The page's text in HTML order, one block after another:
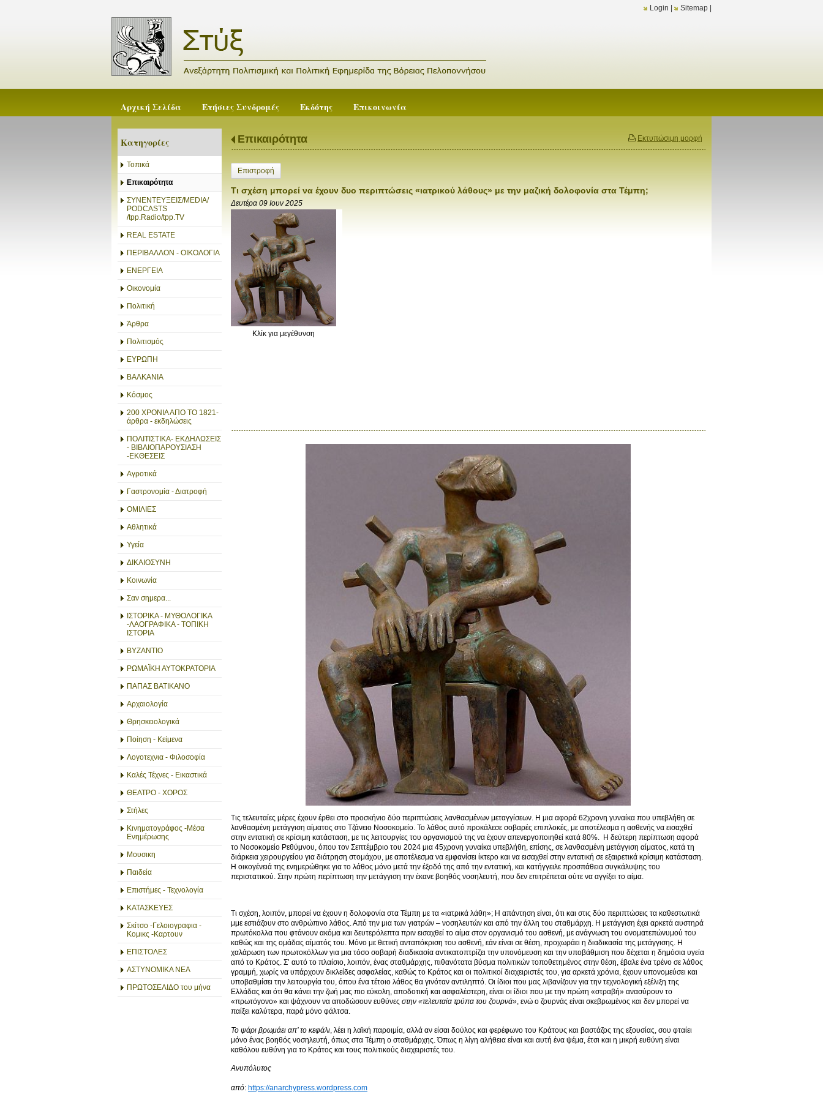
Login Sitemap
Αρχική Σελίδα Ετήσιες Συνδρομές Εκδότης Επικοινωνία
Κατηγορίες
Τοπικά
Επικαιρότητα
ΣΥΝΕΝΤΕΥΞΕΙΣ/MEDIA/
PODCASTS
/tpp.Radio/tpp.TV
REAL ESTATE
ΠΕΡΙΒΑΛΛΟΝ - ΟΙΚΟΛΟΓΙΑ
ΕΝΕΡΓΕΙΑ
Οικονομία
Πολιτική
Άρθρα
Πολιτισμός
ΕΥΡΩΠΗ
ΒΑΛΚΑΝΙΑ
Κόσμος
200 ΧΡΟΝΙΑ ΑΠΟ ΤΟ 1821-
άρθρα - εκδηλώσεις
ΠΟΛΙΤΙΣΤΙΚΑ- ΕΚΔΗΛΩΣΕΙΣ
- ΒΙΒΛΙΟΠΑΡΟΥΣΙΑΣΗ
-ΕΚΘΕΣΕΙΣ
Αγροτικά
Γαστρονομία - Διατροφή
ΟΜΙΛΙΕΣ
Αθλητικά
Υγεία
ΔΙΚΑΙΟΣΥΝΗ
Κοινωνία
Σαν σημερα...
ΙΣΤΟΡΙΚΑ - ΜΥΘΟΛΟΓΙΚΑ
-ΛΑΟΓΡΑΦΙΚΑ - ΤΟΠΙΚΗ
ΙΣΤΟΡΙΑ
ΒΥΖΑΝΤΙΟ
ΡΩΜΑΪΚΗ ΑΥΤΟΚΡΑΤΟΡΙΑ
ΠΑΠΑΣ ΒΑΤΙΚΑΝΟ
Αρχαιολογία
Θρησκειολογικά
Ποίηση - Κείμενα
Λογοτεχνια - Φιλοσοφία
Καλές Τέχνες - Εικαστικά
ΘΕΑΤΡΟ - ΧΟΡΟΣ
Στήλες
Κινηματογράφος -Μέσα
Ενημέρωσης
Μουσικη
Παιδεία
Επιστήμες - Τεχνολογία
ΚΑΤΑΣΚΕΥΕΣ
Σκίτσο -Γελοιογραφια -
Κομικς -Καρτουν
ΕΠΙΣΤΟΛΕΣ
ΑΣΤΥΝΟΜΙΚΑ ΝΕΑ
ΠΡΩΤΟΣΕΛΙΔΟ του μήνα
Εκτυπώσιμη μορφή
Επικαιρότητα
Επιστροφή
Τι σχέση μπορεί να έχουν δυο περιπτώσεις «ιατρικού λάθους» με την μαζική δολοφονία στα Τέμπη;
Δευτέρα 09 Ιουν 2025
Κλίκ για μεγέθυνση
Τις τελευταίες μέρες έχουν έρθει στο προσκήνιο δύο περιπτώσεις λανθασμένων μεταγγίσεων. Η μια αφορά 62χρονη γυναίκα που υπεβλήθη σε
λανθασμένη μετάγγιση αίματος στο Τζάνειο Νοσοκομείο. Το λάθος αυτό προκάλεσε σοβαρές επιπλοκές, με αποτέλεσμα η ασθενής να εισαχθεί
στην εντατική σε κρίσιμη κατάσταση, με τις λειτουργίες του οργανισμού της να έχουν απενεργοποιηθεί κατά 80%. Η δεύτερη περίπτωση αφορά
το Νοσοκομείο Ρεθύμνου, όπου τον Σεπτέμβριο του 2024 μια 45χρονη γυναίκα υπεβλήθη, επίσης, σε λανθασμένη μετάγγιση αίματος, κατά τη
διάρκεια χειρουργείου για διάτρηση στομάχου, με αποτέλεσμα να εμφανίσει ίκτερο και να εισαχθεί στην εντατική σε εξαιρετικά κρίσιμη κατάσταση.
Η οικογένειά της ενημερώθηκε για το λάθος μόνο μετά την έξοδό της από την εντατική, και κατήγγειλε προσπάθεια συγκάλυψης του
περιστατικού. Στην πρώτη περίπτωση την μετάγγιση την έκανε βοηθός νοσηλευτή, που δεν επιτρέπεται ούτε να αγγίξει το αίμα.
Τι σχέση, λοιπόν, μπορεί να έχουν η δολοφονία στα Τέμπη με τα «ιατρικά λάθη»; Η απάντηση είναι, ότι και στις δύο περιπτώσεις τα καθεστωτικά
μμε εστιάζουν στο ανθρώπινο λάθος. Από την μια των γιατρών – νοσηλευτών και από την άλλη του σταθμάρχη. Η μετάγγιση έχει αρκετά αυστηρά
πρωτόκολλα που φτάνουν ακόμα και δευτερόλεπτα πριν εισαχθεί το αίμα στον οργανισμό του ασθενή, με ανάγνωση του ονοματεπώνυμού του
καθώς και της ομάδας αίματός του. Μόνο με θετική ανταπόκριση του ασθενή, εάν είναι σε θέση, προχωράει η διαδικασία της μετάγγισης. Η
χαλάρωση των πρωτοκόλλων για μια τόσο σοβαρή διαδικασία αντικατοπτρίζει την υπονόμευση και την υποβάθμιση που δέχεται η δημόσια υγεία
από το Κράτος. Σ’ αυτό το πλαίσιο, λοιπόν, ένας σταθμάρχης, πιθανότατα βύσμα πολιτικών τοποθετημένος στην θέση, έβαλε ένα τρένο σε λάθος
γραμμή, χωρίς να υπάρχουν δικλείδες ασφαλείας, καθώς το Κράτος και οι πολιτικοί διαχειριστές του, για αρκετά χρόνια, έχουν υπονομεύσει και
υποβαθμίσει την λειτουργία του, όπου ένα τέτοιο λάθος θα γινόταν αντιληπτό. Οι ίδιοι που μας λιβανίζουν για την τεχνολογική εξέλιξη της
Ελλάδας και ότι θα κάνει την ζωή μας πιο εύκολη, αποδοτική και ασφαλέστερη, είναι οι ίδιοι που με την πρώτη «στραβή» ανασύρουν το
«πρωτόγονο» και ψάχνουν να αποδώσουν ευθύνες στην «τελευταία τρύπα του ζουρνά», ενώ ο ζουρνάς είναι σκεβρωμένος και δεν μπορεί να
παίξει καλύτερα, παρά μόνο φάλτσα.
Το ψάρι βρωμάει απ’ το κεφάλι , λέει η λαϊκή παροιμία, αλλά αν είσαι δούλος και φερέφωνο του Κράτους και βαστάζος της εξουσίας, σου φταίει
μόνο ένας βοηθός νοσηλευτή, όπως στα Τέμπη ο σταθμάρχης. Όπως η λίγη αλήθεια είναι και αυτή ένα ψέμα, έτσι και η μικρή ευθύνη είναι
καθόλου ευθύνη για το Κράτος και τους πολιτικούς διαχειριστές του.
Ανυπόλυτος
από: https://anarchypress.wordpress.com